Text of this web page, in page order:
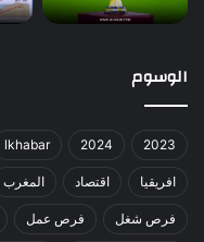
الوسوم
2023
2024
lkhabar
افريقيا اقتصاد المغرب
فرص شغل فرص عمل